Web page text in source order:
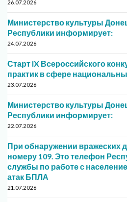
26.07.2026
Министерство культуры
Республики информирует:
24.07.2026
Старт IX Всероссийского
практик в сфере
23.07.2026
Министерство культуры
Республики информирует:
22.07.2026
При обнаружении вражеских
номеру 109. Это телефон
службы по работе с
атак БПЛА
21.07.2026